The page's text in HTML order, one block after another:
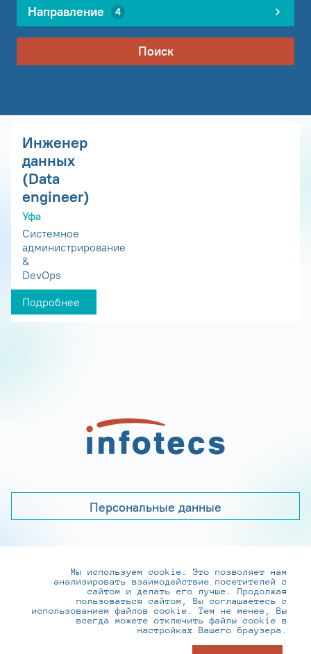
Направление 4
Поиск
Инженер
данных
(Data
engineer)
Уфа
Системное
администрирование
&
DevOps
Подробнее
Персональные данные
+7 (495) 737-6192, 8-800-250-0-260
practice@infotecs.ru,hr@infotecs.ru
127273, г. Москва, Отрадная ул., 2Б строение 1
Мы используем cookie. Это позволяет нам
анализировать взаимодействие посетителей с
сайтом и делать его лучше. Продолжая
пользоваться сайтом, Вы соглашаетесь с
использованием файлов cookie. Тем не менее, Вы
всегда можете отключить файлы cookie в
настройках Вашего браузера.